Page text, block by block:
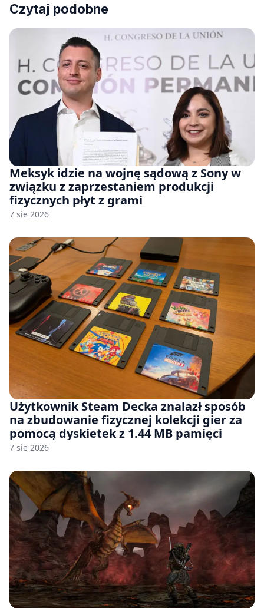
Czytaj podobne
Meksyk idzie na wojnę sądową z Sony w
związku z zaprzestaniem produkcji
fizycznych płyt z grami
7 sie 2026
Użytkownik Steam Decka znalazł sposób
na zbudowanie fizycznej kolekcji gier za
pomocą dyskietek z 1.44 MB pamięci
7 sie 2026